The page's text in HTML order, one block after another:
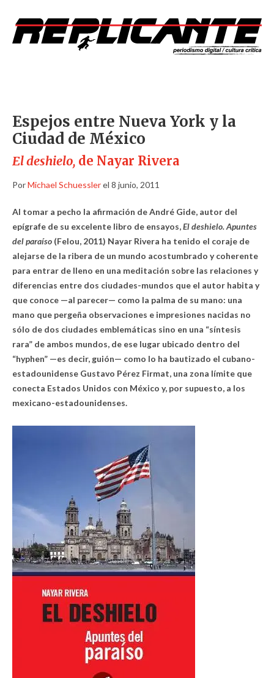
Espejos entre Nueva York y la
Ciudad de México
El deshielo, de Nayar Rivera
PorMichael Schuesslerel 8 junio, 2011
Al tomar a pecho la afirmación de André Gide, autor del
epígrafe de su excelente libro de ensayos,El deshielo. Apuntes
del paraíso (Felou, 2011) Nayar Rivera ha tenido el coraje de
alejarse de la ribera de un mundo acostumbrado y coherente
para entrar de lleno en una meditación sobre las relaciones y
diferencias entre dos ciudades-mundos que el autor habita y
que conoce —al parecer— como la palma de su mano: una
mano que pergeña observaciones e impresiones nacidas no
sólo de dos ciudades emblemáticas sino en una “síntesis
rara” de ambos mundos, de ese lugar ubicado dentro del
“hyphen” —es decir, guión— como lo ha bautizado el cubano-
estadounidense Gustavo Pérez Firmat, una zona límite que
conecta Estados Unidos con México y, por supuesto, a los
mexicano-estadounidenses.